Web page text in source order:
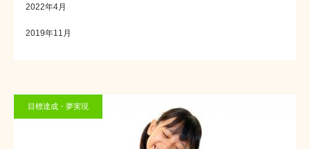
2022年4月
2019年11月
目標達成・夢実現